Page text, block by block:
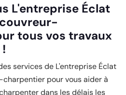
L'entreprise Éclat
tous vos travaux
services de L'entreprise Éclat
charpentier pour vous aider à
dans les délais les